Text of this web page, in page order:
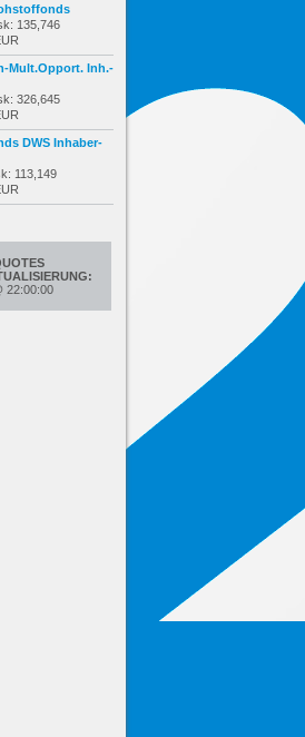
135,746
Mult.Opport. Inh.-
326,645
DWS Inhaber-
113,149
22:00:00